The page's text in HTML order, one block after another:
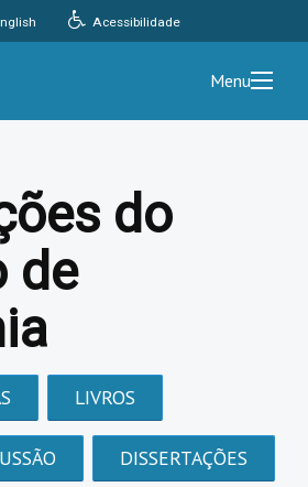
Acessibilidade
Menu
do
de
LIVROS
DISSERTAÇÕES